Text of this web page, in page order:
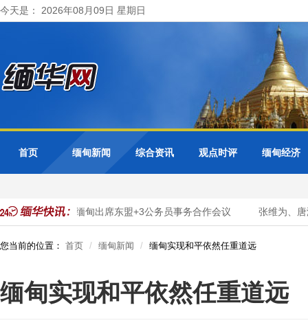
今天是： 2026年08月09日 星期日
首页 缅甸新闻 综合资讯 观点时评 缅甸经济
化转型 缅甸出席东盟+3公务员事务合作会议 张维为、唐
您当前的位置： 首页 缅甸新闻 缅甸实现和平依然任重道远
缅甸实现和平依然任重道远